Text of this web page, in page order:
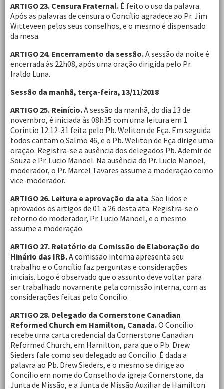
ARTIGO 23. Censura Fraternal. É feito o uso da palavra.
Após as palavras de censura o Concílio agradece ao Pr. Jim
Witteveen pelos seus conselhos, e o mesmo é dispensado
da mesa.
ARTIGO 24. Encerramento da sessão.A sessão da noite é
encerrada às 22h08, após uma oração dirigida pelo Pr.
Iraldo Luna.
Sessão da manhã, terça-feira, 13/11/2018
ARTIGO 25. Reinício.A sessão da manhã, do dia 13 de
novembro, é iniciada às 08h35 com uma leitura em 1
Coríntio 12.12-31 feita pelo Pb. Weliton de Eça. Em seguida
todos cantam o Salmo 46, e o Pb. Weliton de Eça dirige uma
oração. Registra-se a ausência dos delegados Pb. Ademir de
Souza e Pr. Lucio Manoel. Na ausência do Pr. Lucio Manoel,
moderador, o Pr. Marcel Tavares assume a moderação como
vice-moderador.
ARTIGO 26. Leitura e aprovação da ata. São lidos e
aprovados os artigos de 01 a 26 desta ata. Registra-se o
retorno do moderador, Pr. Lucio Manoel, e o mesmo
assume a moderação.
ARTIGO 27. Relatório da Comissão de Elaboração do
Hinário das IRB.A comissão interna apresenta seu
trabalho e o Concílio faz perguntas e considerações
iniciais. Logo é observado que o assunto deve voltar para
ser trabalhado novamente pela comissão interna, com as
considerações feitas pelo Concílio.
ARTIGO 28. Delegado da Cornerstone Canadian
Reformed Church em Hamilton, Canada.O Concílio
recebe uma carta credencial da Cornerstone Canadian
Reformed Church, em Hamilton, para que o Pb. Drew
Sieders fale como seu delegado ao Concílio. É dada a
palavra ao Pb. Drew Sieders, e o mesmo se dirige ao
Concílio em nome do Conselho da igreja Cornerstone, da
Junta de Missão, e a Junta de Missão Auxiliar de Hamilton